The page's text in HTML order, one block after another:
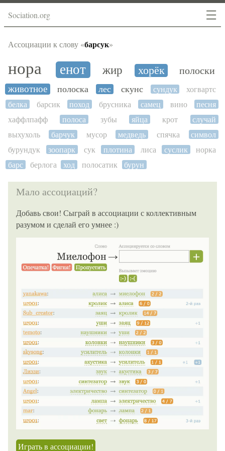
☰
Sociation.org
Ассоциации к слову «барсук»
нора енот жир хорёк полоски
животное полоска лес скунс сундук
хогвартс
белка
барсик поход брусника самец вино
песня
хаффлпафф
полоса зубы яйца крот
случай
выхухоль
барчук мусор медведь спячка
символ
бурундук
зоопарк сук плотина лиса суслик
норка
барс
берлога ход полосатик бурун
Мало ассоциаций?
Добавь свои! Сыграй в ассоциации с коллективным
разумом и сделай его умнее :)
Играть в ассоциации!